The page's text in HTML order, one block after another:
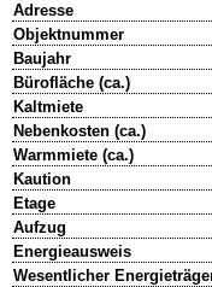
Adresse
Objektnummer
Baujahr
Bürofläche (ca.)
Kaltmiete
Nebenkosten (ca.)
Warmmiete (ca.)
Kaution
Etage
Aufzug
Energieausweis
Wesentlicher